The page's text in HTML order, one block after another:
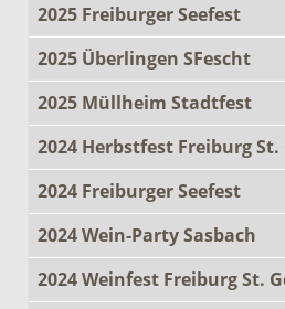
2025 Freiburger Seefest
2025 Überlingen SFescht
2025 Müllheim Stadtfest
2024 Herbstfest Freiburg St.
2024 Freiburger Seefest
2024 Wein-Party Sasbach
2024 Weinfest Freiburg St.